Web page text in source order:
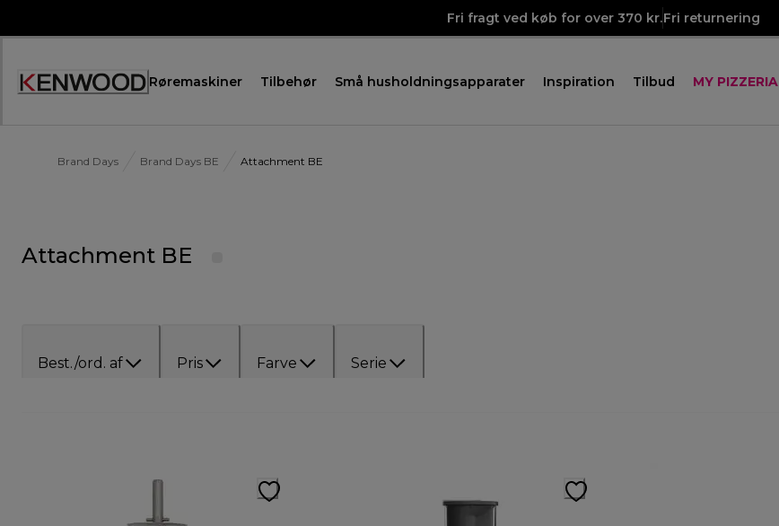
Fri fragt ved køb for over 370 kr.Fri returnering
Røremaskiner Tilbehør Små husholdningsapparater Inspiration Tilbud MY PIZZERIA
Brand Days Brand Days BE Attachment BE
Attachment BE
Best./ord. af Pris Farve Serie